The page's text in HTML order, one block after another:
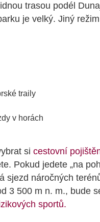
trasou podél
je velký. Jiný
traily
v horách
si cestovní
Pokud jedete „na
sjezd náročných
3 500 m n. m., bude
sportů.